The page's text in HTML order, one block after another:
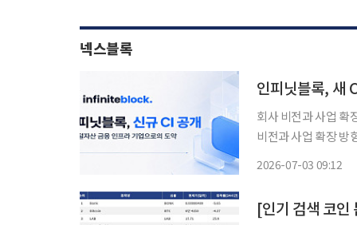
넥스블록
인피닛블록, 새
회사 비전과 사업 확장 방향성 반영 디지털자산 커스
비전과 사업 확장 방향성을 반영
2026-07-03 09:12